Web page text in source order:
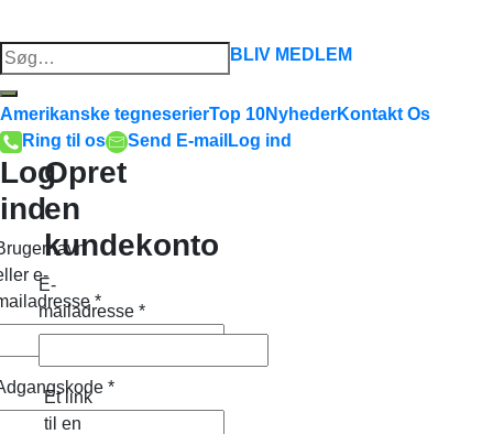
Søg
efter:
BLIV MEDLEM
Amerikanske tegneserierTop 10NyhederKontakt Os
Ring til os
Send E-mail Log ind
Log
ind
e-
*
*
Opret
en
kundekonto
E-
mailadresse *
Et link
til en